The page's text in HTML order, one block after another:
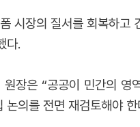
시장의 질서를 회복하
다.
원장은 “공공이 민간의
논의를 전면 재검토해야